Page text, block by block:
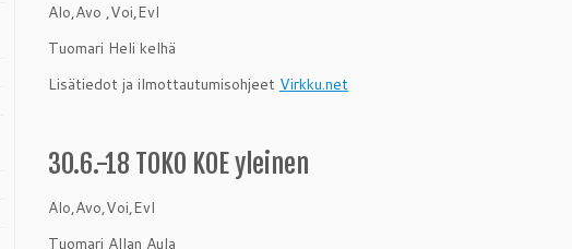
Alo,Avo ,Voi,Evl
Tuomari Heli kelhä
Lisätiedot ja ilmottautumisohjeet Virkku.net
30.6.-18 TOKO KOE yleinen
Alo,Avo,Voi,Evl
Tuomari Allan Aula